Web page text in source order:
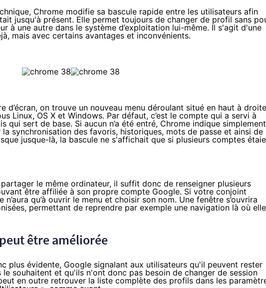
Chrome modifie sa bascule rapide entre les utilisateurs afin
jusqu'à présent. Elle permet toujours de changer de profil sans
à une autre dans le système d’exploitation lui-même. Il s'agit d'une
, mais avec certains avantages et inconvénients.
d’écran, on trouve un nouveau menu déroulant situé en haut à droite
Linux, OS X et Windows. Par défaut, c’est le compte qui a servi à
qui sert de base. Si aucun n’a été entré, Chrome indique simplement
la synchronisation des favoris, historiques, mots de passe et ainsi de
jusque-là, la bascule ne s'affichait que si plusieurs comptes
le même ordinateur, il suffit donc de renseigner plusieurs
être affiliée à son propre compte Google. Si votre conjoint
qu’à ouvrir le menu et choisir son nom. Une fenêtre s’ouvrira
permettant de reprendre par exemple une navigation là où elle
être améliorée
plus évidente, Google signalant aux utilisateurs qu'il peuvent rester
souhaitent et qu'ils n'ont donc pas besoin de changer de session
en outre retrouver la liste complète des profils dans les